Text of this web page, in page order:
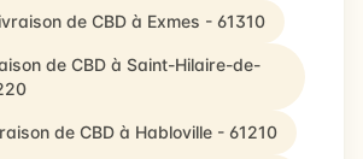
de CBD à Exmes - 61310
de CBD à Saint-Hilaire-de-
de CBD à Habloville - 61210